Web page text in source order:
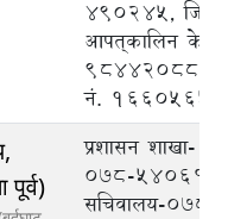
490245,
आपत्‌कालिन
9844208888,
नं.
पूर्व)
प्रशासन शाखा-
०७८-५४०६१७,
सचिवालय-